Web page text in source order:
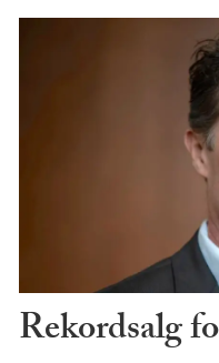
Rekordsalg